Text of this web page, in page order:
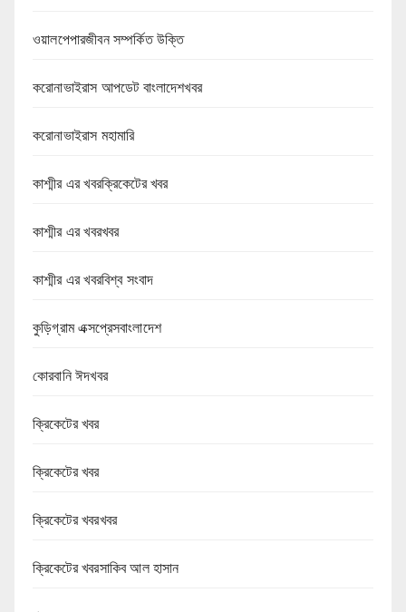
ওয়ালপেপারজীবন সম্পর্কিত উক্তি
করোনাভাইরাস আপডেট বাংলাদেশখবর
করোনাভাইরাস মহামারি
কাশ্মীর এর খবরক্রিকেটের খবর
কাশ্মীর এর খবরখবর
কাশ্মীর এর খবরবিশ্ব সংবাদ
কুড়িগ্রাম এক্সপ্রেসবাংলাদেশ
কোরবানি ঈদখবর
ক্রিকেটের খবর
ক্রিকেটের খবর
ক্রিকেটের খবরখবর
ক্রিকেটের খবরসাকিব আল হাসান